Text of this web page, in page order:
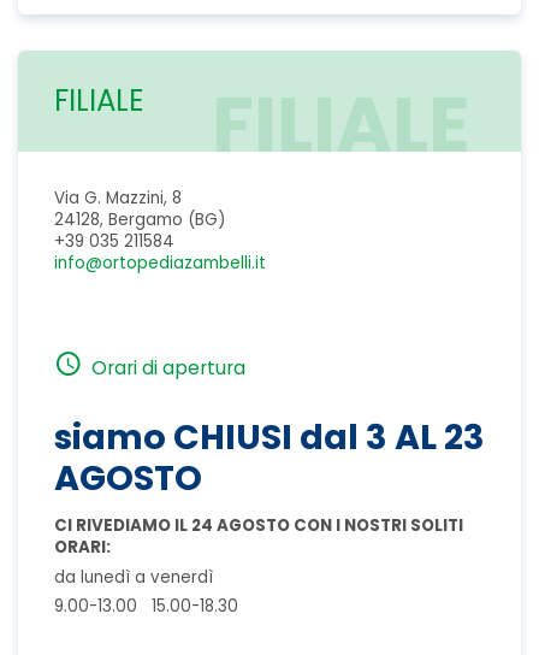
FILIALE FILIALE
Via G. Mazzini, 8
24128, Bergamo (BG)
+39 035 211584
info@ortopediazambelli.it
Orari di apertura
siamo CHIUSI dal 3 AL 23
AGOSTO
CI RIVEDIAMO IL 24 AGOSTO CON I NOSTRI SOLITI
ORARI:
da lunedì a venerdì
9.00-13.00 15.00-18.30